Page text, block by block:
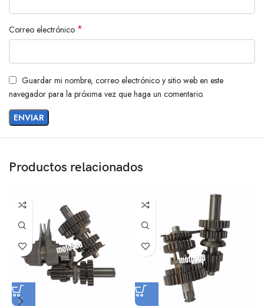
Correo electrónico *
Guardar mi nombre, correo electrónico y sitio web en este
navegador para la próxima vez que haga un comentario.
Productos relacionados